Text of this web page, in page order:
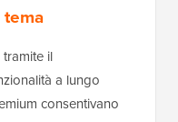
il
a lungo
consentivano